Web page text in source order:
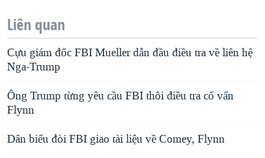
Liên quan
Cựu giám đốc FBI Mueller dẫn đầu điều tra về liên hệ
Nga-Trump
Ông Trump từng yêu cầu FBI thôi điều tra cố vấn
Flynn
Dân biểu đòi FBI giao tài liệu về Comey, Flynn